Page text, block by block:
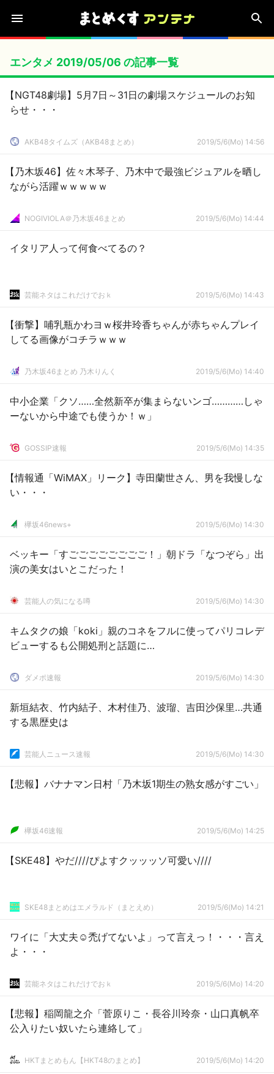
エンタメ 2019/05/06 の記事一覧
【NGT48劇場】5月7日～31日の劇場スケジュールのお知
らせ・・・
AKB48タイムズ（AKB48まとめ） 2019/5/6(Mo) 14:56
【乃木坂46】佐々木琴子、乃木中で最強ビジュアルを晒し
ながら活躍ｗｗｗｗｗ
NOGIVIOLA＠乃木坂46まとめ 2019/5/6(Mo) 14:44
イタリア人って何食べてるの？
芸能ネタはこれだけでおｋ 2019/5/6(Mo) 14:43
【衝撃】哺乳瓶かわヨｗ桜井玲香ちゃんが赤ちゃんプレイ
してる画像がコチラｗｗｗ
乃木坂46まとめ 乃木りんく 2019/5/6(Mo) 14:40
中小企業「クソ……全然新卒が集まらないンゴ…………しゃ
ーないから中途でも使うか！ｗ」
GOSSIP速報 2019/5/6(Mo) 14:35
【情報通「WiMAX」リーク】寺田蘭世さん、男を我慢しな
い・・・
欅坂46news+ 2019/5/6(Mo) 14:30
ベッキー「すごごごごごごごご！」朝ドラ「なつぞら」出
演の美女はいとこだった！
芸能人の気になる噂 2019/5/6(Mo) 14:30
キムタクの娘「koki」親のコネをフルに使ってパリコレデ
ビューするも公開処刑と話題に…
ダメポ速報 2019/5/6(Mo) 14:30
新垣結衣、竹内結子、木村佳乃、波瑠、吉田沙保里…共通
する黒歴史は
芸能人ニュース速報 2019/5/6(Mo) 14:30
【悲報】バナナマン日村「乃木坂1期生の熟女感がすごい」
欅坂46速報 2019/5/6(Mo) 14:25
【SKE48】やだ////ぴよすクッッッソ可愛い////
SKE48まとめはエメラルド（まとえめ） 2019/5/6(Mo) 14:21
ワイに「大丈夫☺禿げてないよ」って言えっ！・・・言え
よ・・・
芸能ネタはこれだけでおｋ 2019/5/6(Mo) 14:20
【悲報】稲岡龍之介「菅原りこ・長谷川玲奈・山口真帆卒
公入りたい奴いたら連絡して」
HKTまとめもん【HKT48のまとめ】 2019/5/6(Mo) 14:20